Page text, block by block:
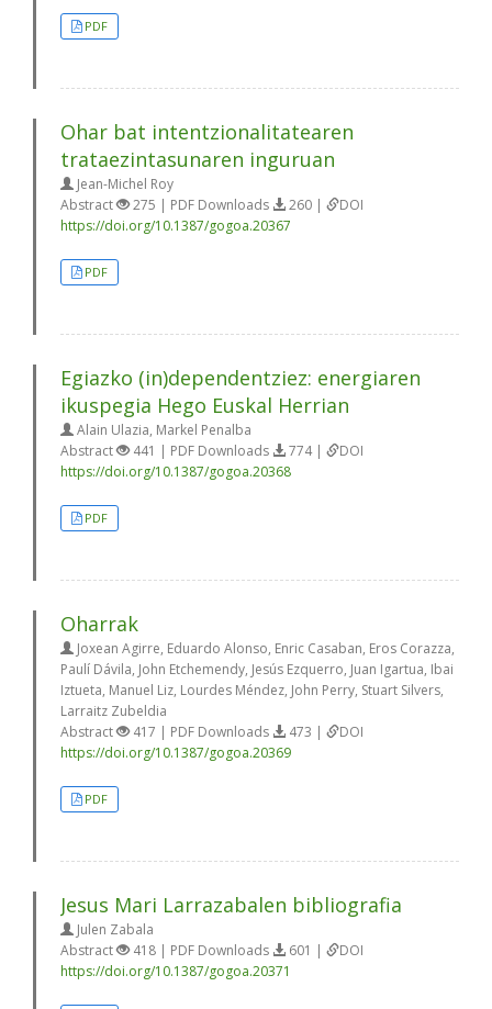
PDF
Ohar bat intentzionalitatearen
trataezintasunaren inguruan
Jean-Michel Roy
Abstract
275 | PDF Downloads 260 |
DOI
https://doi.org/10.1387/gogoa.20367
PDF
Egiazko (in)dependentziez: energiaren
ikuspegia Hego Euskal Herrian
Alain Ulazia, Markel Penalba
Abstract
441 | PDF Downloads 774 |
DOI
https://doi.org/10.1387/gogoa.20368
PDF
Oharrak
Joxean Agirre, Eduardo Alonso, Enric Casaban, Eros Corazza,
Paulí Dávila, John Etchemendy, Jesús Ezquerro, Juan Igartua, Ibai
Iztueta, Manuel Liz, Lourdes Méndez, John Perry, Stuart Silvers,
Larraitz Zubeldia
Abstract
417 | PDF Downloads 473 |
DOI
https://doi.org/10.1387/gogoa.20369
PDF
Jesus Mari Larrazabalen bibliografia
Julen Zabala
Abstract
418 | PDF Downloads 601 |
DOI
https://doi.org/10.1387/gogoa.20371